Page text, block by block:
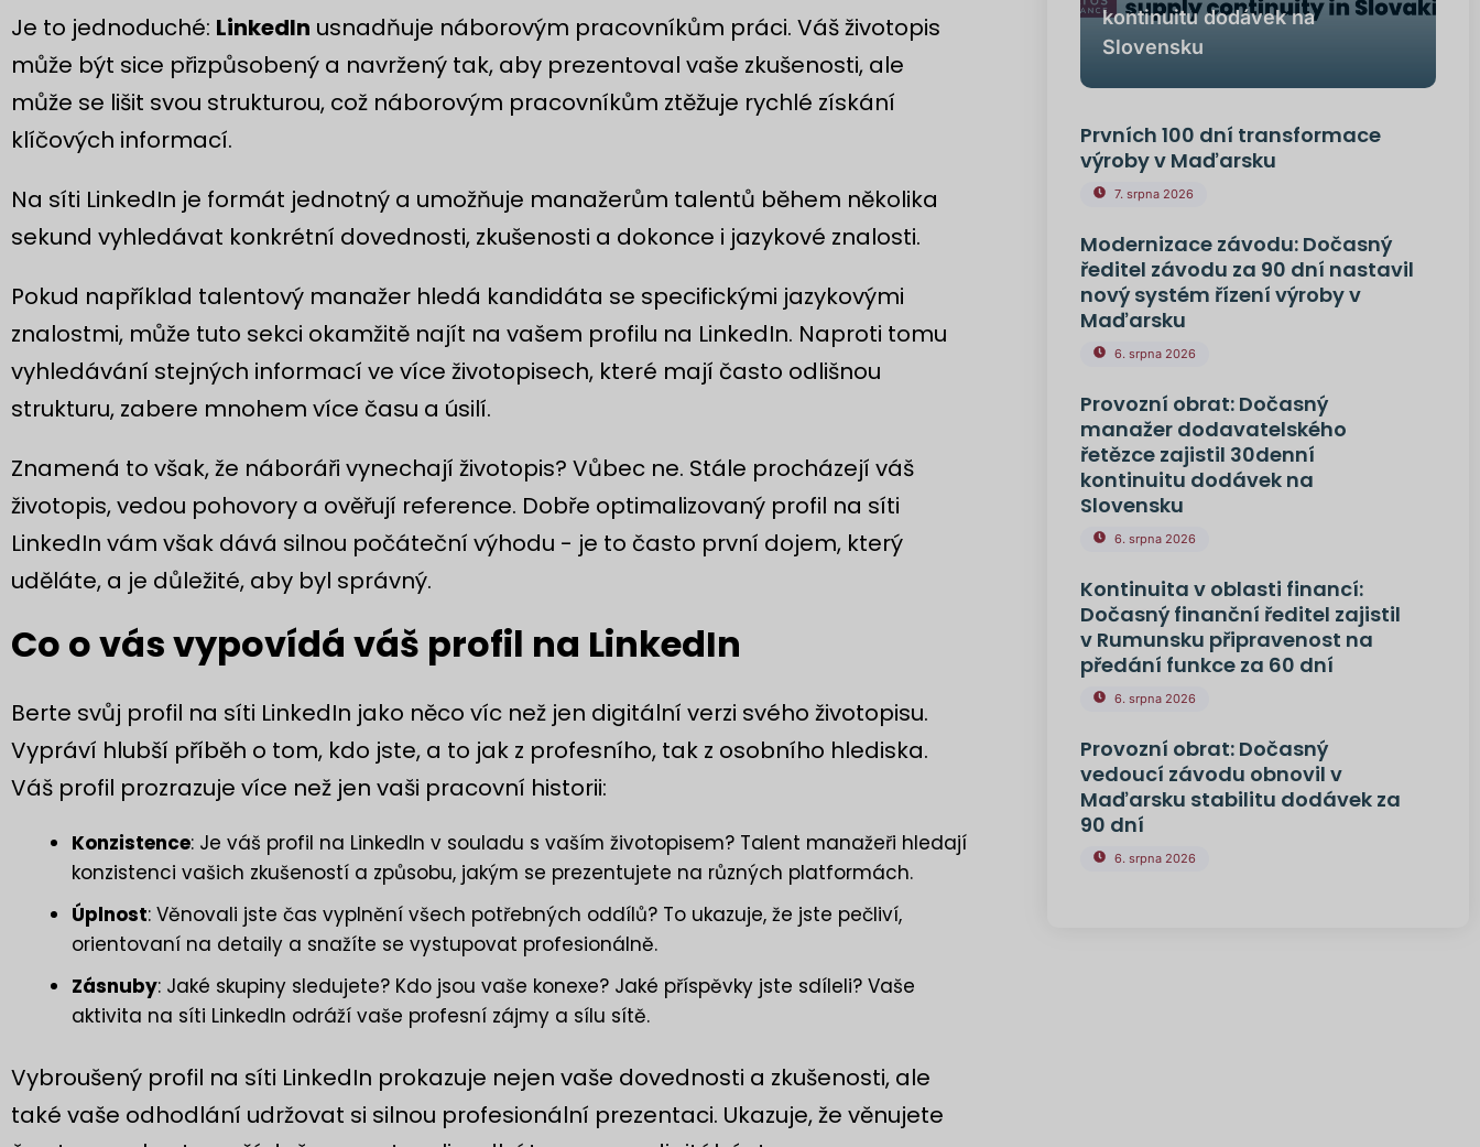
Je to jednoduché: LinkedIn usnadňuje náborovým pracovníkům práci. Váš životopis
může být sice přizpůsobený a navržený tak, aby prezentoval vaše zkušenosti, ale
může se lišit svou strukturou, což náborovým pracovníkům ztěžuje rychlé získání
klíčových informací.
Na síti LinkedIn je formát jednotný a umožňuje manažerům talentů během několika
sekund vyhledávat konkrétní dovednosti, zkušenosti a dokonce i jazykové znalosti.
Pokud například talentový manažer hledá kandidáta se specifickými jazykovými
znalostmi, může tuto sekci okamžitě najít na vašem profilu na LinkedIn. Naproti tomu
vyhledávání stejných informací ve více životopisech, které mají často odlišnou
strukturu, zabere mnohem více času a úsilí.
Znamená to však, že náboráři vynechají životopis? Vůbec ne. Stále procházejí váš
životopis, vedou pohovory a ověřují reference. Dobře optimalizovaný profil na síti
LinkedIn vám však dává silnou počáteční výhodu - je to často první dojem, který
uděláte, a je důležité, aby byl správný.
Co o vás vypovídá váš profil na LinkedIn
Berte svůj profil na síti LinkedIn jako něco víc než jen digitální verzi svého životopisu.
Vypráví hlubší příběh o tom, kdo jste, a to jak z profesního, tak z osobního hlediska.
Váš profil prozrazuje více než jen vaši pracovní historii:
Konzistence: Je váš profil na LinkedIn v souladu s vaším životopisem? Talent manažeři hledají
konzistenci vašich zkušeností a způsobu, jakým se prezentujete na různých platformách.
Úplnost: Věnovali jste čas vyplnění všech potřebných oddílů? To ukazuje, že jste pečliví,
orientovaní na detaily a snažíte se vystupovat profesionálně.
Zásnuby: Jaké skupiny sledujete? Kdo jsou vaše konexe? Jaké příspěvky jste sdíleli? Vaše
aktivita na síti LinkedIn odráží vaše profesní zájmy a sílu sítě.
Vybroušený profil na síti LinkedIn prokazuje nejen vaše dovednosti a zkušenosti, ale
také vaše odhodlání udržovat si silnou profesionální prezentaci. Ukazuje, že věnujete
kontinuitu dodávek na
Slovensku
Prvních 100 dní transformace
výroby v Maďarsku
7. srpna 2026
Modernizace závodu: Dočasný
ředitel závodu za 90 dní nastavil
nový systém řízení výroby v
Maďarsku
6. srpna 2026
Provozní obrat: Dočasný
manažer dodavatelského
řetězce zajistil 30denní
kontinuitu dodávek na
Slovensku
6. srpna 2026
Kontinuita v oblasti financí:
Dočasný finanční ředitel zajistil
v Rumunsku připravenost na
předání funkce za 60 dní
6. srpna 2026
Provozní obrat: Dočasný
vedoucí závodu obnovil v
Maďarsku stabilitu dodávek za
90 dní
6. srpna 2026